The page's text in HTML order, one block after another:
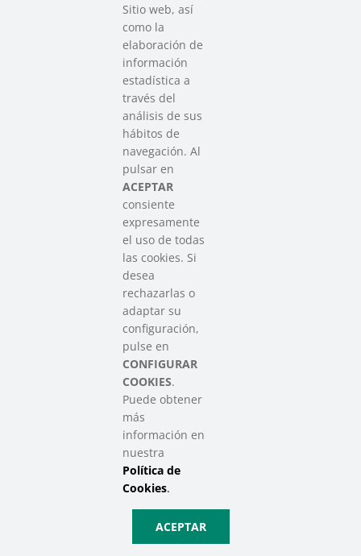
SAREEN SAREA
Asociación que agrupa a las redes
del Tercer Sector Social en Euskadi
Contacto
info@sareensarea.eu
Iparraguirre, 9 lonja – 48009 Bilbao
946 569 230
Colabora
SAREEN SAREA Euskadiko Hirugarren Sektore Soziala – Tercer
Sector Social de Euskadi
Política de Privacidad|Política de Cookies
de Privacidad de Redes Sociales
Sitio web, así
como la
elaboración de
información
estadística a
través del
análisis de sus
hábitos de
navegación. Al
pulsar en
ACEPTAR
consiente
expresamente
el uso de todas
las cookies. Si
desea
rechazarlas o
adaptar su
configuración,
pulse en
CONFIGURAR
COOKIES.
Puede obtener
más
información en
nuestra
Política de
Cookies.
ACEPTAR